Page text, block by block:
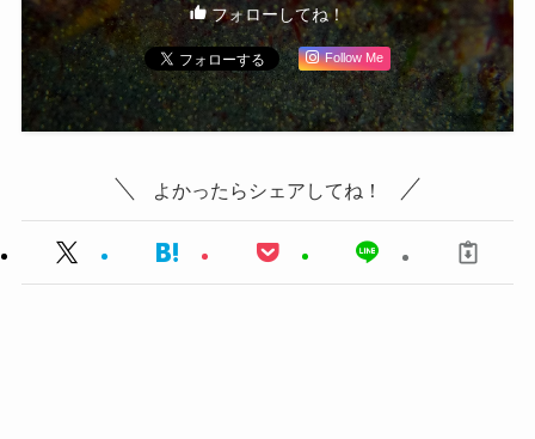
フォローしてね！
Follow Me
よかったらシェアしてね！